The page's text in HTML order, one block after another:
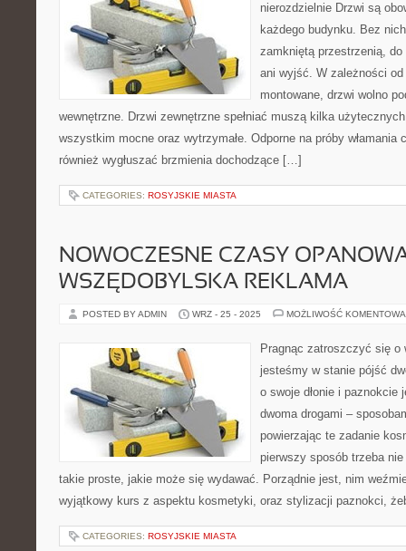
nierozdzielnie Drzwi są
każdego budynku. Bez
zamkniętą przestrzenią,
ani wyjść. W zależności
montowane, drzwi wolno
wewnętrzne. Drzwi zewnętrzne spełniać muszą kilka
wszystkim mocne oraz wytrzymałe. Odporne na próby
również wygłuszać brzmienia dochodzące […]
CATEGORIES: ROSYJSKIE MIASTA
NOWOCZESNE CZASY
WSZĘDOBYLSKA REKLAMA
POSTED BY ADMIN WRZ - 25 - 2025 MOŻLIWOŚĆ
Pragnąc zatroszczyć się o
jesteśmy w stanie pójść
o swoje dłonie i
dwoma drogami –
powierzając te zadanie
pierwszy sposób trzeba
takie proste, jakie może się wydawać. Porządnie jest, nim
wyjątkowy kurs z aspektu kosmetyki, oraz stylizacji paznokci,
CATEGORIES: ROSYJSKIE MIASTA